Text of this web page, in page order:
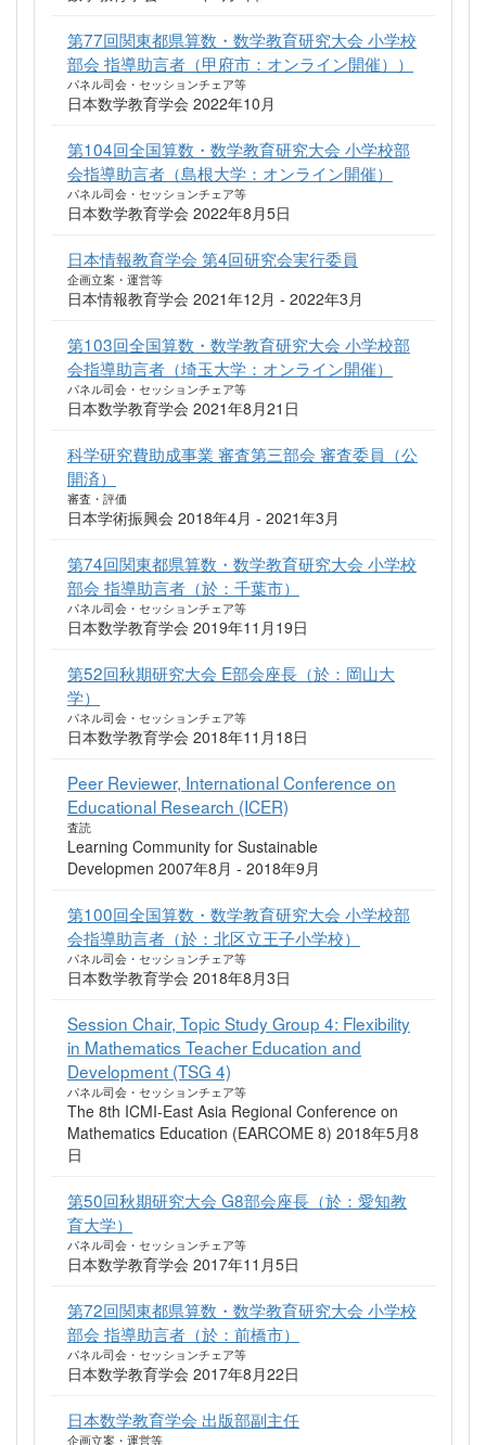
第77回関東都県算数・数学教育研究大会 小学校
部会 指導助言者（甲府市：オンライン開催））
パネル司会・セッションチェア等
日本数学教育学会 2022年10月
第104回全国算数・数学教育研究大会 小学校部
会指導助言者（島根大学：オンライン開催）
パネル司会・セッションチェア等
日本数学教育学会 2022年8月5日
日本情報教育学会 第4回研究会実行委員
企画立案・運営等
日本情報教育学会 2021年12月 - 2022年3月
第103回全国算数・数学教育研究大会 小学校部
会指導助言者（埼玉大学：オンライン開催）
パネル司会・セッションチェア等
日本数学教育学会 2021年8月21日
科学研究費助成事業 審査第三部会 審査委員（公
開済）
審査・評価
日本学術振興会 2018年4月 - 2021年3月
第74回関東都県算数・数学教育研究大会 小学校
部会 指導助言者（於：千葉市）
パネル司会・セッションチェア等
日本数学教育学会 2019年11月19日
第52回秋期研究大会 E部会座長（於：岡山大
学）
パネル司会・セッションチェア等
日本数学教育学会 2018年11月18日
Peer Reviewer, International Conference on
Educational Research (ICER)
査読
Learning Community for Sustainable
Developmen 2007年8月 - 2018年9月
第100回全国算数・数学教育研究大会 小学校部
会指導助言者（於：北区立王子小学校）
パネル司会・セッションチェア等
日本数学教育学会 2018年8月3日
Session Chair, Topic Study Group 4: Flexibility
in Mathematics Teacher Education and
Development (TSG 4)
パネル司会・セッションチェア等
The 8th ICMI-East Asia Regional Conference on
Mathematics Education (EARCOME 8) 2018年5月8
日
第50回秋期研究大会 G8部会座長（於：愛知教
育大学）
パネル司会・セッションチェア等
日本数学教育学会 2017年11月5日
第72回関東都県算数・数学教育研究大会 小学校
部会 指導助言者（於：前橋市）
パネル司会・セッションチェア等
日本数学教育学会 2017年8月22日
日本数学教育学会 出版部副主任
企画立案・運営等